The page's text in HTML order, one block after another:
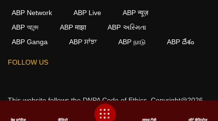
ABP Network ABP Live
ABP न्यूज़
ABP আনন্দ
ABP माझा
ABP અસ્મિતા
ABP Ganga
ABP ਸਾਂਝਾ ABP நாடு ABP దేశం
FOLLOW US
This website follows theDNPA Code of Ethics.Copyright@2026.